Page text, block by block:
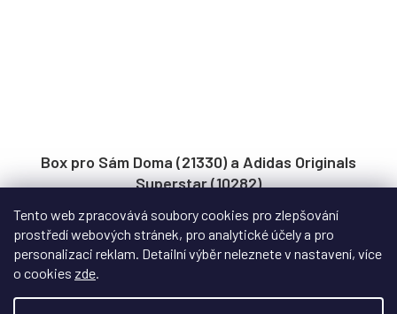
Tento web zpracovává soubory cookies pro zlepšování
prostředí webových stránek, pro analytické účely a pro
personalizaci reklam. Detailní výběr neleznete v nastavení, více
o cookies zde.
Box pro Sám Doma (21330) a Adidas Originals
Superstar (10282)
Skladem
Akrylový displej box pro legendární domov z amerického